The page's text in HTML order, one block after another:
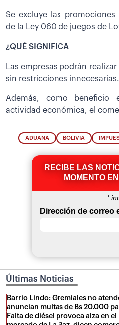
Se excluye las promociones
de la Ley 060 de juegos de
¿QUÉ SIGNIFICA
Las empresas podrán
sin restricciones innecesarias.
Además, como
actividad económica, el
ADUANA BOLIVIA
RECIBE LAS
MOMENTO
*
Dirección de correo
Últimas Noticias
Barrio Lindo: Gremiales no
anuncian multas de Bs 20.000
Falta de diésel provoca alza en